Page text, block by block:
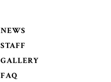
NEWS
STAFF
GALLERY
FAQ